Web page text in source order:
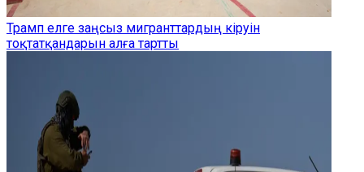
Трамп елге заңсыз мигранттардың кіруін
тоқтатқандарын алға тартты